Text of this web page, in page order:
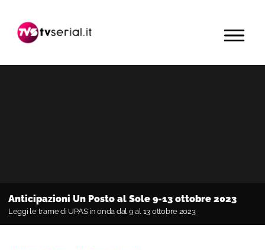
navigazione
contenuto
barra
primaria
MENU
Anticipazioni Un Posto al Sole 9-13 ottobre 2023
Leggi le trame di UPAS in onda dal 9 al 13 ottobre 2023